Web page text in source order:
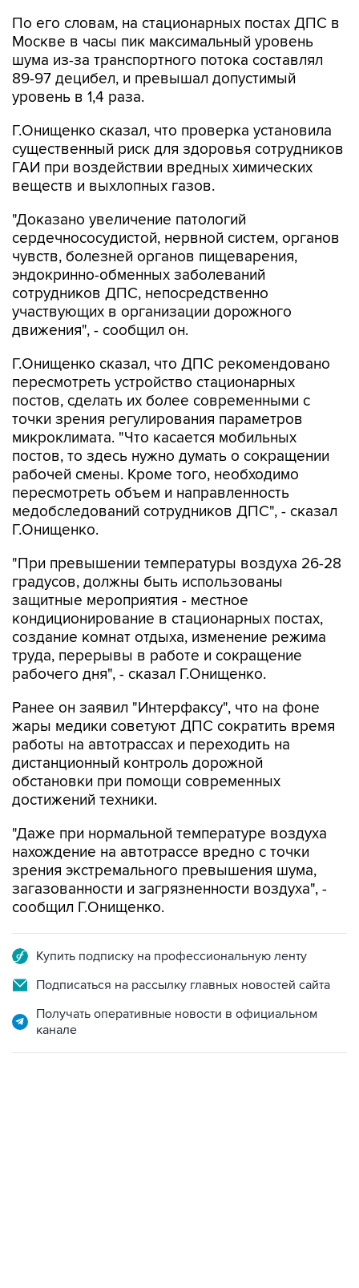
По его словам, на стационарных постах ДПС в
Москве в часы пик максимальный уровень
шума из-за транспортного потока составлял
89-97 децибел, и превышал допустимый
уровень в 1,4 раза.
Г.Онищенко сказал, что проверка установила
существенный риск для здоровья сотрудников
ГАИ при воздействии вредных химических
веществ и выхлопных газов.
"Доказано увеличение патологий
сердечнососудистой, нервной систем, органов
чувств, болезней органов пищеварения,
эндокринно-обменных заболеваний
сотрудников ДПС, непосредственно
участвующих в организации дорожного
движения", - сообщил он.
Г.Онищенко сказал, что ДПС рекомендовано
пересмотреть устройство стационарных
постов, сделать их более современными с
точки зрения регулирования параметров
микроклимата. "Что касается мобильных
постов, то здесь нужно думать о сокращении
рабочей смены. Кроме того, необходимо
пересмотреть объем и направленность
медобследований сотрудников ДПС", - сказал
Г.Онищенко.
"При превышении температуры воздуха 26-28
градусов, должны быть использованы
защитные мероприятия - местное
кондиционирование в стационарных постах,
создание комнат отдыха, изменение режима
труда, перерывы в работе и сокращение
рабочего дня", - сказал Г.Онищенко.
Ранее он заявил "Интерфаксу", что на фоне
жары медики советуют ДПС сократить время
работы на автотрассах и переходить на
дистанционный контроль дорожной
обстановки при помощи современных
достижений техники.
"Даже при нормальной температуре воздуха
нахождение на автотрассе вредно с точки
зрения экстремального превышения шума,
загазованности и загрязненности воздуха", -
сообщил Г.Онищенко.
Купить подписку на профессиональную ленту
Подписаться на рассылку главных новостей сайта
Получать оперативные новости в официальном
канале